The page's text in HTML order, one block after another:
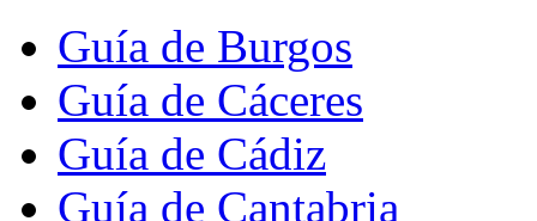
Guía de Burgos
Guía de Cáceres
Guía de Cádiz
Guía de Cantabria